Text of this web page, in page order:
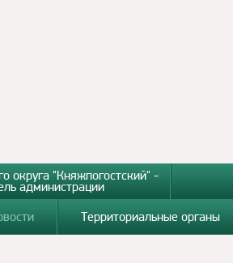
округа "Княжпогостский" -
администрации
Территориальные органы